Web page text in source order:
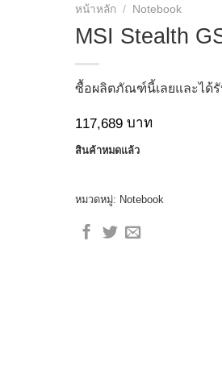
หน้าหลัก / Notebook
MSI Stealth
ซื้อผลิตภัณฑ์นี้เลยและได้รั
117,689 บาท
สินค้าหมดแล้ว
หมวดหมู่: Notebook